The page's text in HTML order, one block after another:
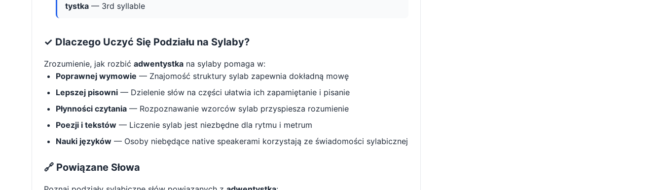
tystka — 3rd syllable
✓ Dlaczego Uczyć Się Podziału na Sylaby?
Zrozumienie, jak rozbić adwentystka na sylaby pomaga w:
Poprawnej wymowie — Znajomość struktury sylab zapewnia dokładną mowę
Lepszej pisowni — Dzielenie słów na części ułatwia ich zapamiętanie i pisanie
Płynności czytania — Rozpoznawanie wzorców sylab przyspiesza rozumienie
Poezji i tekstów — Liczenie sylab jest niezbędne dla rytmu i metrum
Nauki języków — Osoby niebędące native speakerami korzystają ze świadomości sylabicznej
🔗 Powiązane Słowa